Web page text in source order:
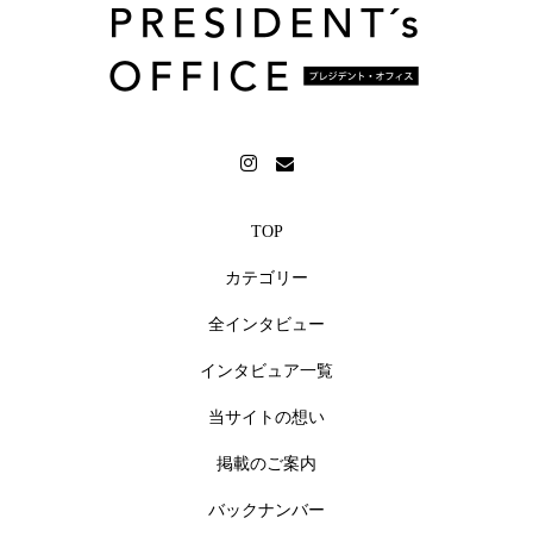
TOP
カテゴリー
全インタビュー
インタビュア一覧
当サイトの想い
掲載のご案内
バックナンバー